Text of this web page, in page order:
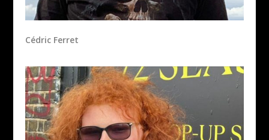
Cédric Ferret